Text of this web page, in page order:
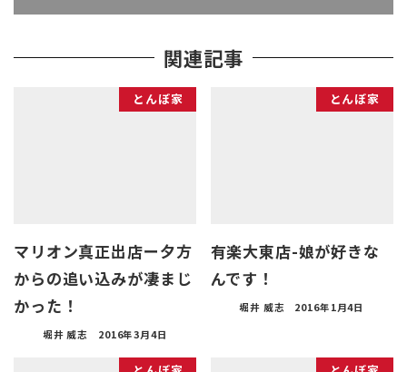
関連記事
とんぼ家
マリオン真正出店ー夕方
からの追い込みが凄まじ
かった！
堀井 威志 2016年3月4日
とんぼ家
有楽大東店-娘が好きな
んです！
堀井 威志 2016年1月4日